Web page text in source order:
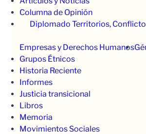
Columna de Opinión
Diplomado Territorios,
Empresas y Derechos Humanos
Grupos Étnicos
Historia Reciente
Informes
Justicia transicional
Libros
Memoria
Movimientos Sociales